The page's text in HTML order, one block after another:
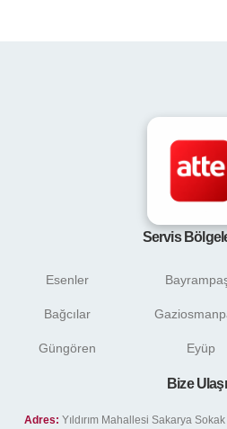
Servis
Esenler
Bağcılar
Güngören Eyüp
Bize
Adres: Yıldırım Mahallesi Sakarya